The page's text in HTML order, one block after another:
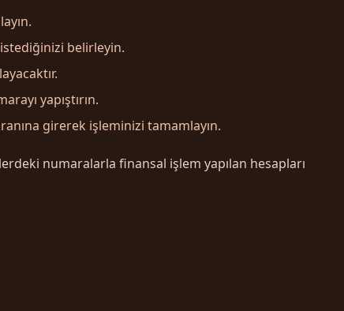
belirleyin.
yapıştırın.
girerek işleminizi tamamlayın.
numaralarla finansal işlem yapılan hesapları